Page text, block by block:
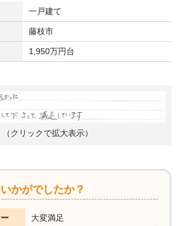
（クリックで拡大表示）
一戸建て
藤枝市
1,950万円台
かがでしたか？
大変満足